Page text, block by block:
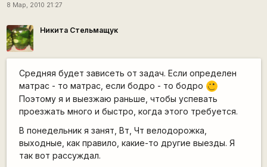
8 Мар, 2010 21:27
Никита Стельмащук
Средняя будет зависеть от задач. Если определен
матрас - то матрас, если бодро - то бодро
;)
Поэтому я и выезжаю раньше, чтобы успевать
проезжать много и быстро, когда этого требуется.
В понедельник я занят, Вт, Чт велодорожка,
выходные, как правило, какие-то другие выезды. Я
так вот рассуждал.